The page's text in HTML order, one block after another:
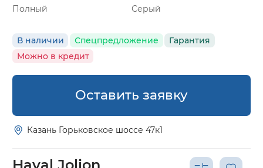
Полный
Серый
В наличии Спецпредложение
Гарантия
Можно в кредит
Оставить заявку
Казань Горьковское шоссе 47к1